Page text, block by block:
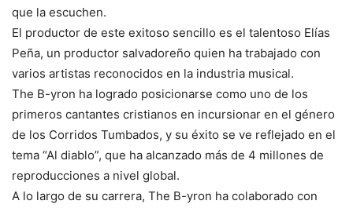
que la escuchen.
El productor de este exitoso sencillo es el talentoso Elías
Peña, un productor salvadoreño quien ha trabajado con
varios artistas reconocidos en la industria musical.
The B-yron ha logrado posicionarse como uno de los
primeros cantantes cristianos en incursionar en el género
de los Corridos Tumbados, y su éxito se ve reflejado en el
tema “Al diablo”, que ha alcanzado más de 4 millones de
reproducciones a nivel global.
A lo largo de su carrera, The B-yron ha colaborado con